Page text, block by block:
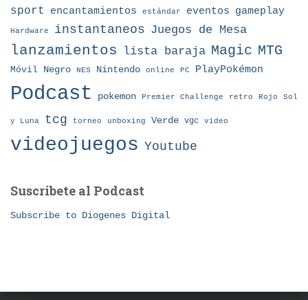
sport
encantamientos estándar eventos gameplay
Hardware instantaneos Juegos de Mesa
lanzamientos lista baraja Magic MTG
Móvil Negro NES Nintendo online PC PlayPokémon
Podcast pokemon Premier Challenge retro Rojo Sol
y Luna tcg torneo unboxing Verde vgc video
videojuegos Youtube
Suscribete al Podcast
Subscribe to Diogenes Digital